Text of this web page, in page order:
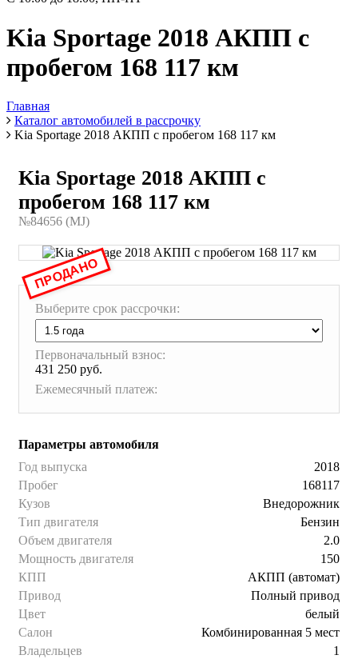
Kia Sportage 2018 АКПП с
пробегом 168 117 км
Главная
Каталог автомобилей в рассрочку
Kia Sportage 2018 АКПП с пробегом 168 117 км
Kia Sportage 2018 АКПП с
пробегом 168 117 км
№84656 (МJ)
Выберите срок рассрочки:
Первоначальный взнос:
431 250 руб.
Ежемесячный платеж:
Параметры автомобиля
Год выпуска
2018
Пробег
168117
Кузов
Внедорожник
Тип двигателя
Бензин
Объем двигателя
2.0
Мощность двигателя
150
КПП
АКПП (автомат)
Привод
Полный привод
Цвет
белый
Салон
Комбинированная 5 мест
Владельцев
1
ПРОДАНО